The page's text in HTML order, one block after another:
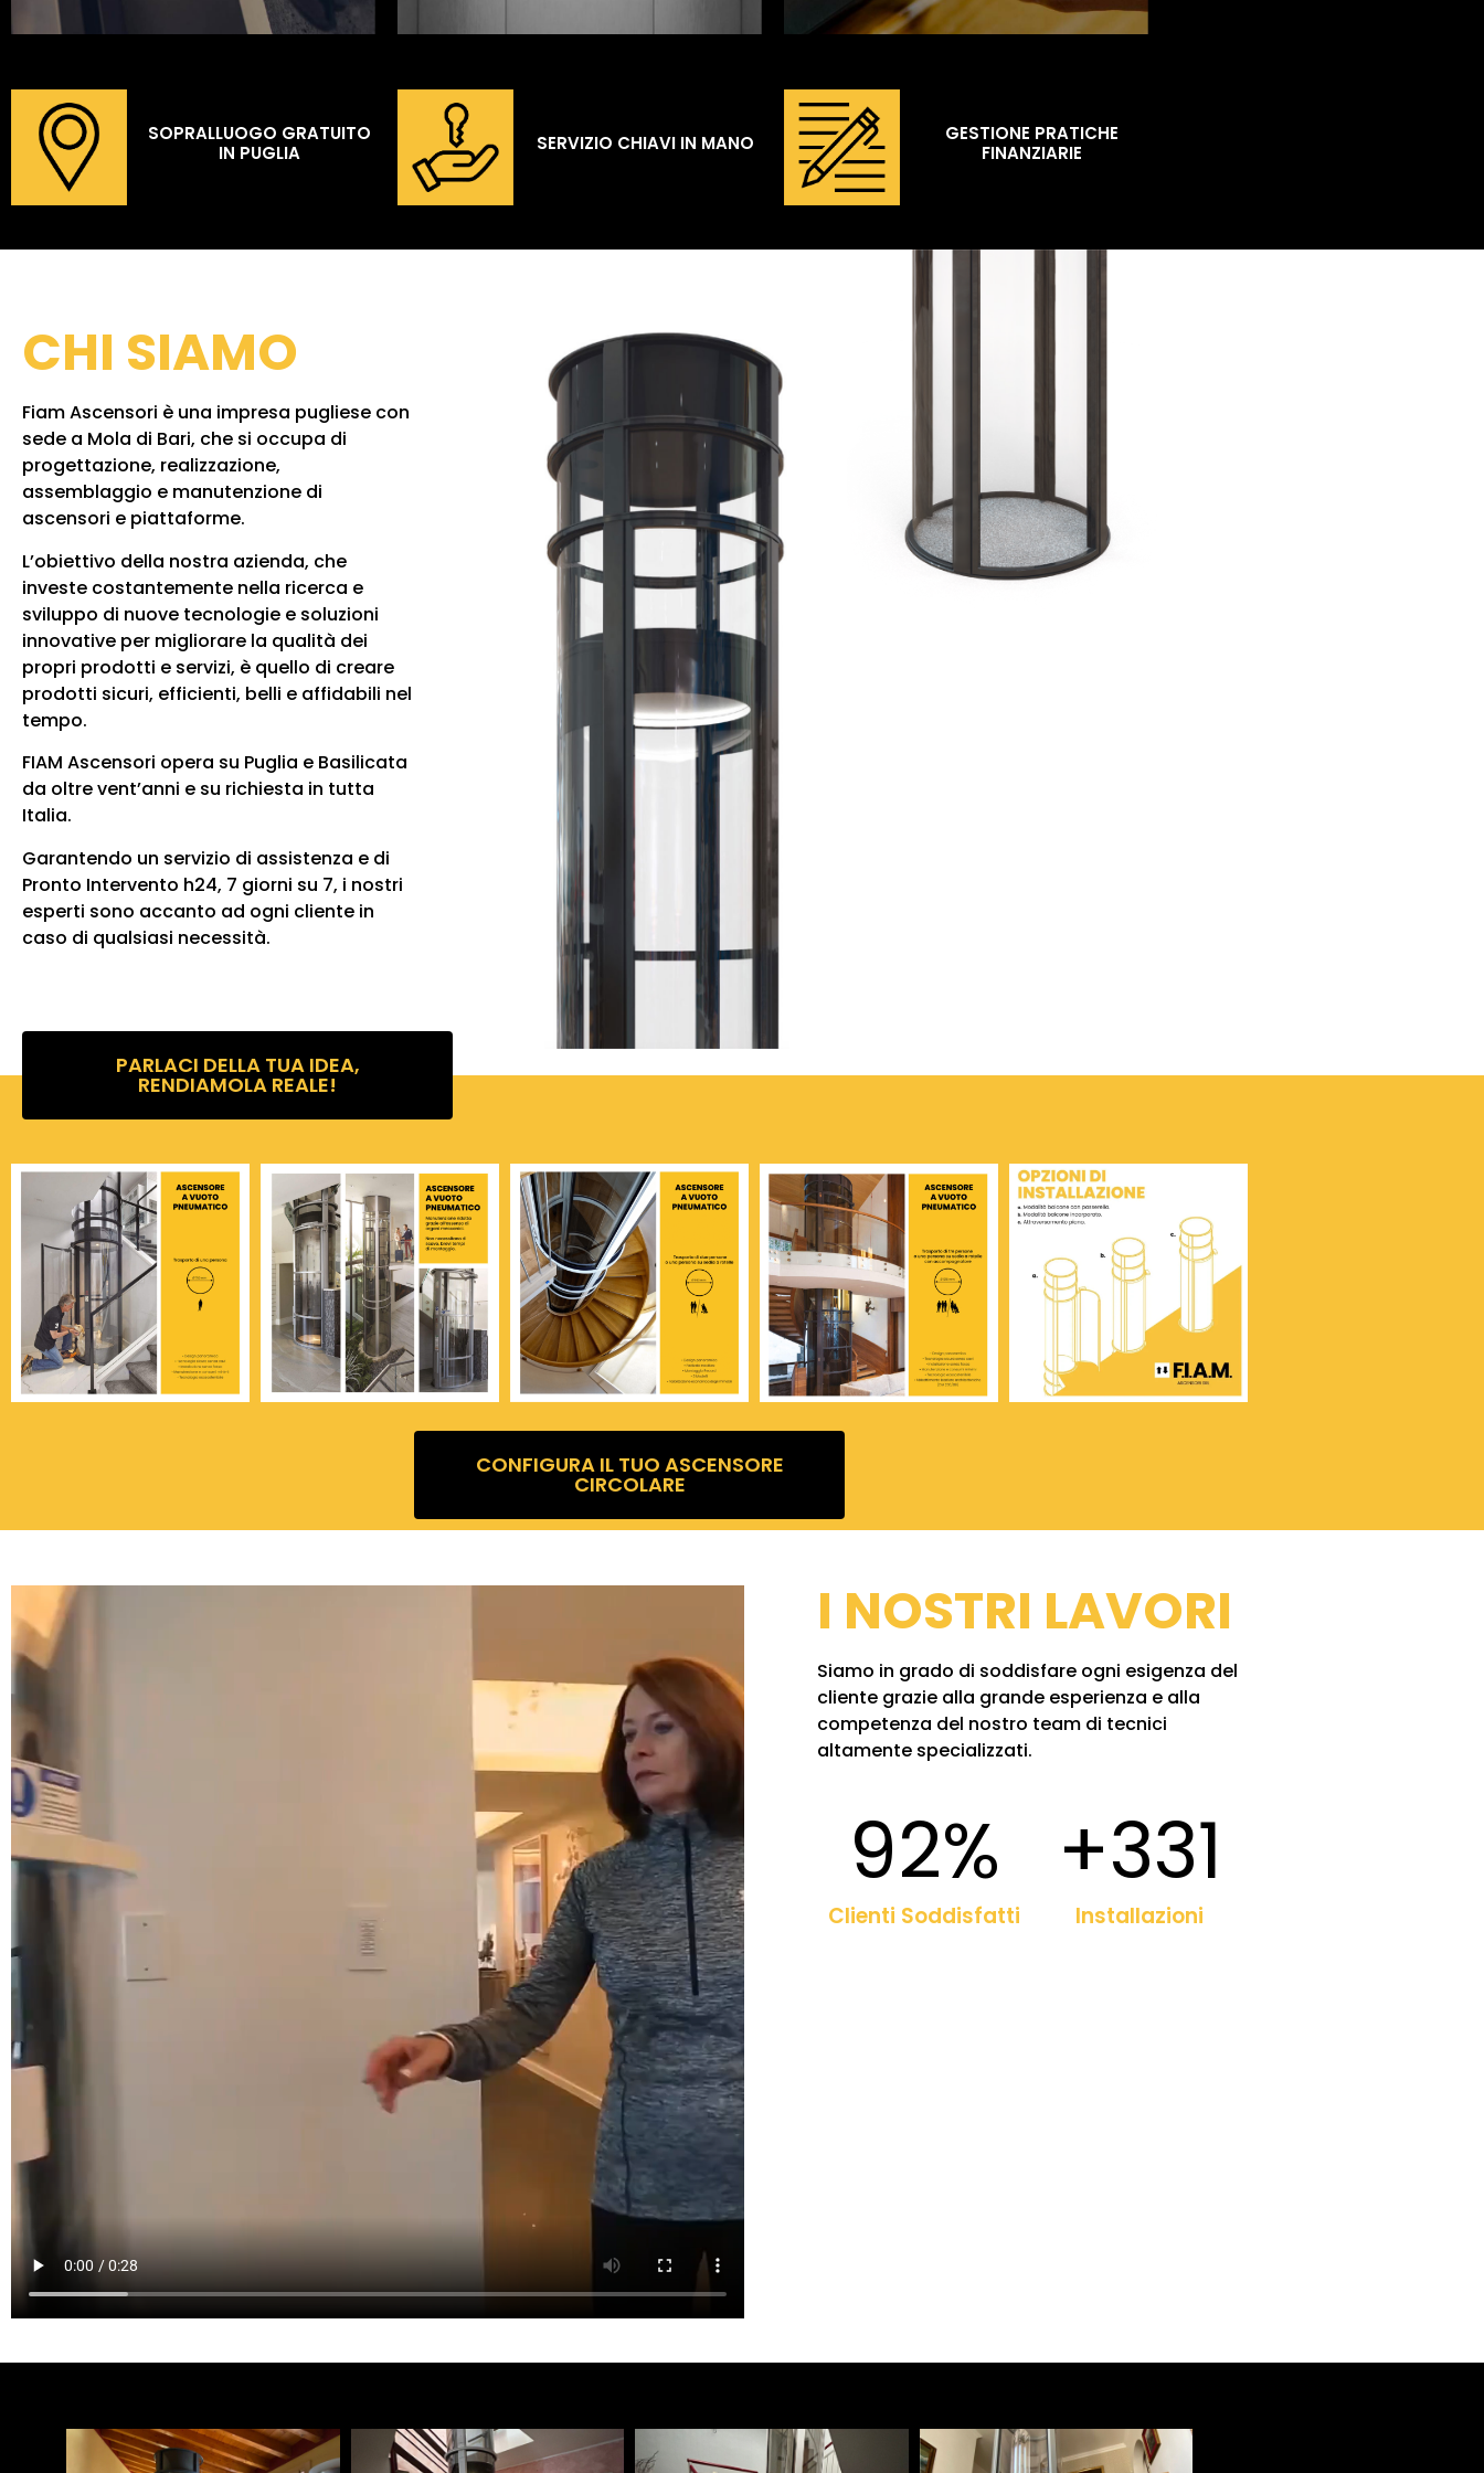
SOPRALLUOGO GRATUITO
IN PUGLIA
SERVIZIO CHIAVI IN MANO
GESTIONE PRATICHE
FINANZIARIE
CHI SIAMO
Fiam Ascensori è una impresa pugliese con
sede a Mola di Bari, che si occupa di
progettazione, realizzazione,
assemblaggio e manutenzione di
ascensori e piattaforme.
L’obiettivo della nostra azienda, che
investe costantemente nella ricerca e
sviluppo di nuove tecnologie e soluzioni
innovative per migliorare la qualità dei
propri prodotti e servizi, è quello di creare
prodotti sicuri, efficienti, belli e affidabili nel
tempo.
FIAM Ascensori opera su Puglia e Basilicata
da oltre vent’anni e su richiesta in tutta
Italia.
Garantendo un servizio di assistenza e di
Pronto Intervento h24, 7 giorni su 7, i nostri
esperti sono accanto ad ogni cliente in
caso di qualsiasi necessità.
PARLACI DELLA TUA IDEA,
RENDIAMOLA REALE!
CONFIGURA IL TUO ASCENSORE
CIRCOLARE
I NOSTRI LAVORI
Siamo in grado di soddisfare ogni esigenza del
cliente grazie alla grande esperienza e alla
competenza del nostro team di tecnici
altamente specializzati.
Clienti Soddisfatti
98%
Installazioni
+400